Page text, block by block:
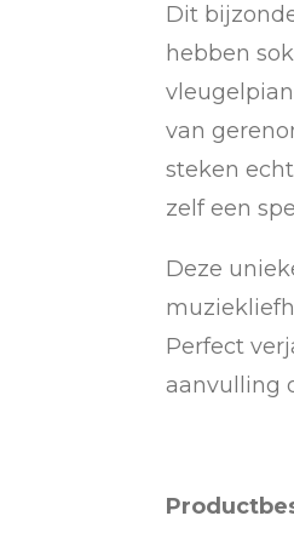
Dit
hebben
van
steken
zelf een
Deze
Perfect
aanvulling